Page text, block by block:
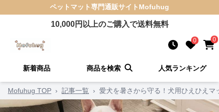
ペットマット専門通販サイト Mofuhug
10,000円以上のご購入で送料無料
0 0
新着商品 商品を検索 人気ランキング
Mofuhug TOP › 記事一覧 › 愛犬を暑さから守る！犬用ひえひえマ